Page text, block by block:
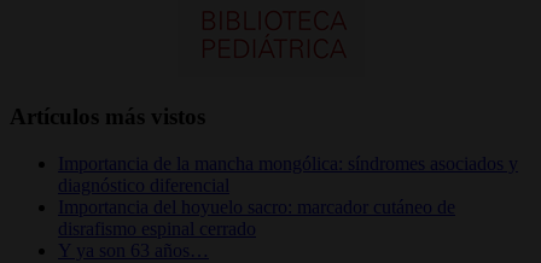
Artículos más vistos
Importancia de la mancha mongólica: síndromes asociados y
diagnóstico diferencial
Importancia del hoyuelo sacro: marcador cutáneo de
disrafismo espinal cerrado
Y ya son 63 años…